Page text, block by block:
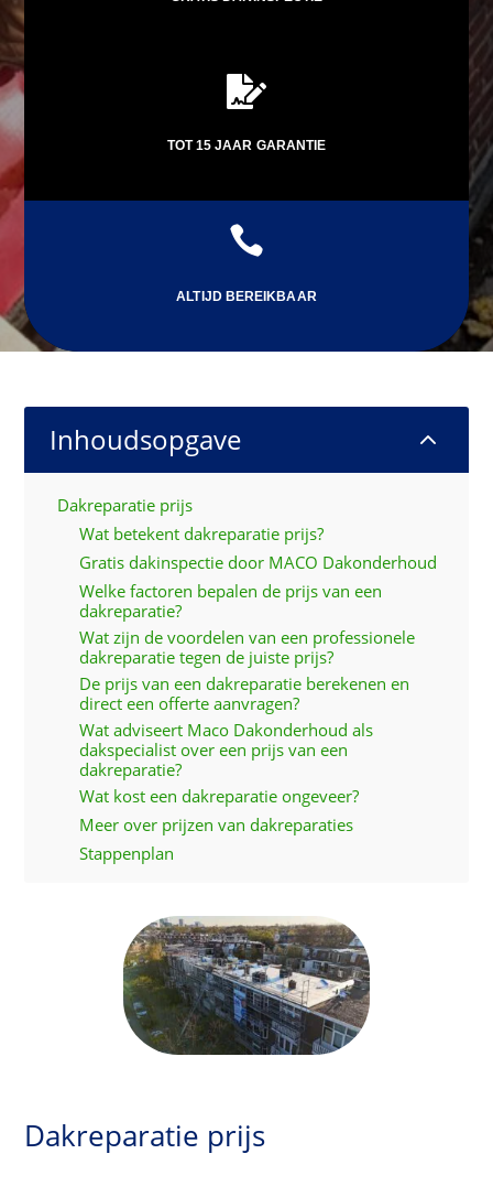

TOT 15 JAAR GARANTIE

ALTIJD BEREIKBAAR
Inhoudsopgave 2
Dakreparatie prijs
Wat betekent dakreparatie prijs?
Gratis dakinspectie door MACO Dakonderhoud
Welke factoren bepalen de prijs van een
dakreparatie?
Wat zijn de voordelen van een professionele
dakreparatie tegen de juiste prijs?
De prijs van een dakreparatie berekenen en
direct een offerte aanvragen?
Wat adviseert Maco Dakonderhoud als
dakspecialist over een prijs van een
dakreparatie?
Wat kost een dakreparatie ongeveer?
Meer over prijzen van dakreparaties
Stappenplan
Dakreparatie prijs